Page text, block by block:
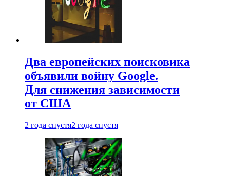
Два европейских поисковика
объявили войну Google.
Для снижения зависимости
от США
2 года спустя2 года спустя